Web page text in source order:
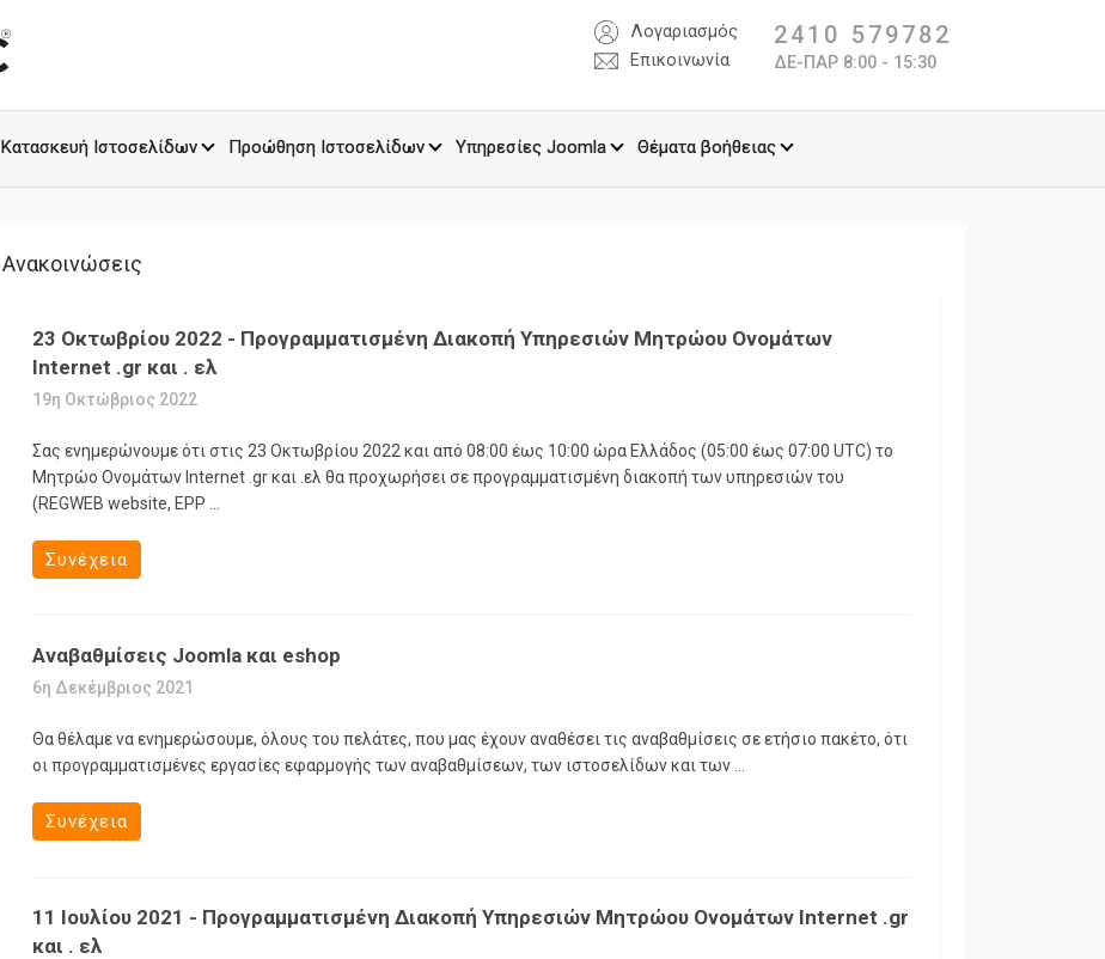
Λογαριασμός
Επικοινωνία
2410 579782
ΔΕ-ΠΑΡ 8:00 - 15:30
Κατασκευή Ιστοσελίδων Προώθηση Ιστοσελίδων Υπηρεσίες Joomla Θέματα βοήθειας
Ανακοινώσεις
23 Οκτωβρίου 2022 - Προγραμματισμένη Διακοπή Υπηρεσιών Μητρώου Ονομάτων
Internet .gr και . ελ
19η Οκτώβριος 2022
Σας ενημερώνουμε ότι στις 23 Οκτωβρίου 2022 και από 08:00 έως 10:00 ώρα Ελλάδος (05:00 έως 07:00 UTC) το
Μητρώο Ονομάτων Internet .gr και .ελ θα προχωρήσει σε προγραμματισμένη διακοπή των υπηρεσιών του
(REGWEB website, EPP ...
Συνέχεια
Αναβαθμίσεις Joomla και eshop
6η Δεκέμβριος 2021
Θα θέλαμε να ενημερώσουμε, όλους του πελάτες, που μας έχουν αναθέσει τις αναβαθμίσεις σε ετήσιο πακέτο, ότι
οι προγραμματισμένες εργασίες εφαρμογής των αναβαθμίσεων, των ιστοσελίδων και των ...
Συνέχεια
11 Ιουλίου 2021 - Προγραμματισμένη Διακοπή Υπηρεσιών Μητρώου Ονομάτων Internet .gr
και . ελ